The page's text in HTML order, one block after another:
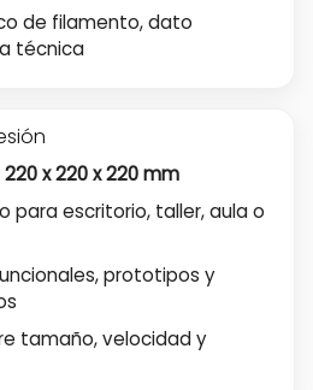
de filamento, dato
técnica
220 x 220 x 220 mm
para escritorio, taller, aula o
prototipos y
tamaño, velocidad y